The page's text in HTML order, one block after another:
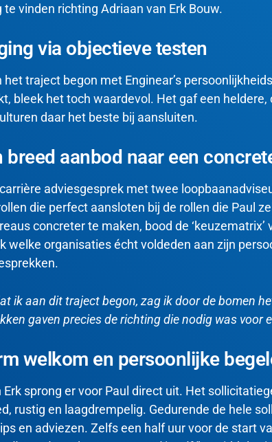
te vinden richting Adriaan van Erk Bouw.
via objectieve testen
het traject begon met Enginear’s
bleek het toch waardevol. Het gaf een
daar het beste bij aansluiten.
breed aanbod naar een
adviesgesprek met twee
die perfect aansloten bij de rollen die Paul
concreter te maken, bood de
welke organisaties écht voldeden aan zijn
.
ik aan dit traject begon, zag ik door de bomen
gaven precies de richting die nodig was voor
welkom en persoonlijke
sprong er voor Paul direct uit. Het
rustig en laagdrempelig. Gedurende de hele
en adviezen. Zelfs een half uur voor de start